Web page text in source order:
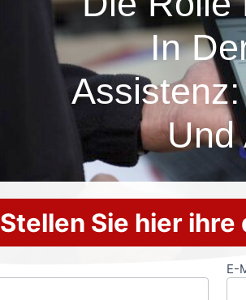
In
Und
Stellen Sie hier
E-